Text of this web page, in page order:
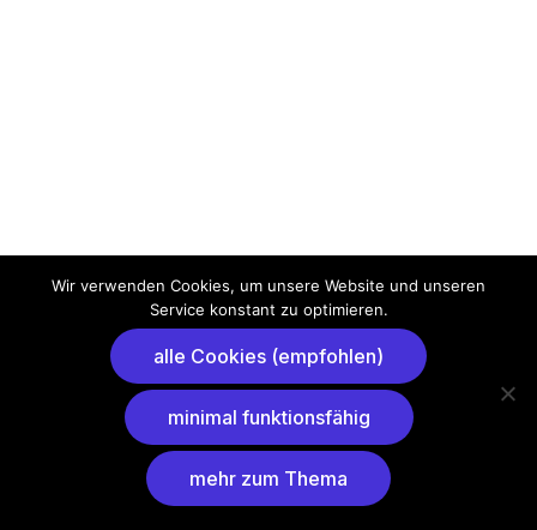
Wir verwenden Cookies, um unsere Website und unseren
Service konstant zu optimieren.
alle Cookies (empfohlen)
minimal funktionsfähig
mehr zum Thema